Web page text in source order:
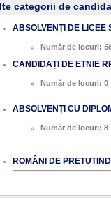
categorii de
ABSOLVENȚI DE
Număr de locuri:
CANDIDAȚI DE ETNIE
Număr de locuri: 0
ABSOLVENȚI CU
Număr de locuri: 8
ROMÂNI DE